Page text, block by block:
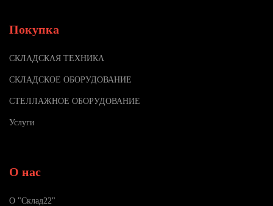
Покупка
СКЛАДСКАЯ ТЕХНИКА
СКЛАДСКОЕ ОБОРУДОВАНИЕ
СТЕЛЛАЖНОЕ ОБОРУДОВАНИЕ
Услуги
О нас
О "Склад22"